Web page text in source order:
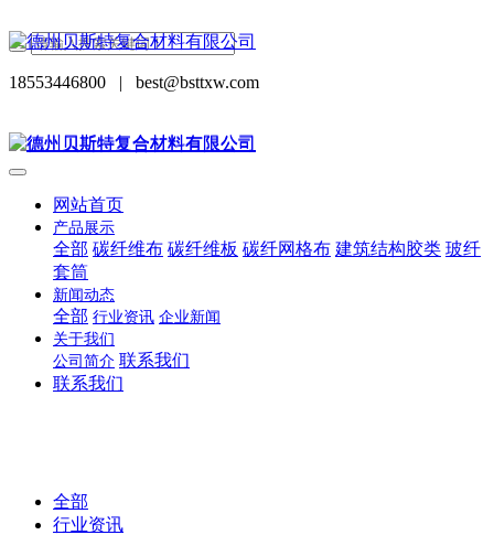
18553446800 | best@bsttxw.com
网站首页
产品展示
全部 碳纤维布 碳纤维板 碳纤网格布 建筑结构胶类 玻纤
套筒
新闻动态
全部 行业资讯 企业新闻
关于我们
公司简介 联系我们
联系我们
全部
行业资讯